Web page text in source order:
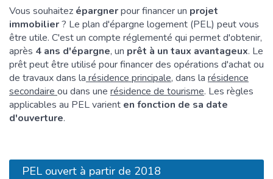
Vous souhaitez épargnerpour financer un projet
immobilier? Le plan d'épargne logement (PEL) peut vous
être utile. C'est un compte réglementé qui permet d'obtenir,
après 4 ans d'épargne, un prêt à un taux avantageux. Le
prêt peut être utilisé pour financer des opérations d'achat ou
de travaux dans la résidence principale, dans la résidence
secondaire ou dans une résidence de tourisme. Les règles
applicables au PEL varient en fonction de sa date
d'ouverture.
PEL ouvert à partir de 2018